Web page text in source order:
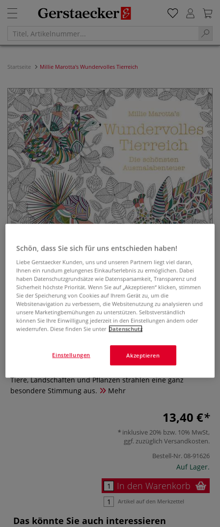
Startseite Millie Marotta's Wundervolles Tierreich
Millie Marotta's Wundervolles
Tierreich
Die liebevoll gezeichneten Motive spiegeln die Schönheit
der Wildnis und ihrer Bewohner einzigartig wieder, ihre
Tiere, Landschaften und Pflanzen strahlen eine ganz
besondere Stimmung aus.
Mehr
13,40 €
inklusive 20% bzw. 10% MwSt,
ggf. zuzüglich Versandkosten.
Bestell-Nr.08-91626
Auf Lager.
In den Warenkorb
Artikel auf den Merkzettel
Das könnte Sie auch interessieren
Schön, dass Sie sich für uns entschieden haben!
Liebe Gerstaecker Kunden, uns und unseren Partnern liegt viel daran,
Ihnen ein rundum gelungenes Einkaufserlebnis zu ermöglichen. Dabei
haben Datenschutzgrundsätze wie Datensparsamkeit, Transparenz und
Sicherheit höchste Priorität. Wenn Sie auf „Akzeptieren“ klicken, stimmen
Sie der Speicherung von Cookies auf Ihrem Gerät zu, um die
Websitenavigation zu verbessern, die Websitenutzung zu analysieren und
unsere Marketingbemühungen zu unterstützen. Selbstverständlich
können Sie Ihre Einwilligung jederzeit in den Einstellungen ändern oder
wiederrufen. Diese finden Sie unter Datenschutz
Akzeptieren
Einstellungen